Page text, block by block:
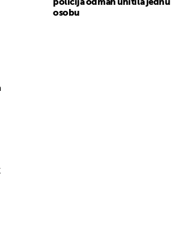
policija odmah uhitila jednu
osobu